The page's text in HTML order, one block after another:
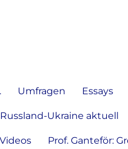
Umfragen Essays
Russland-Ukraine aktuell
Prof. Ganteför: